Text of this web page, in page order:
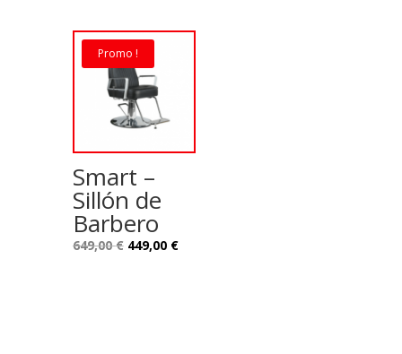
Promo !
Smart –
Sillón de
Barbero
649,00€ Le
449,00 €Le